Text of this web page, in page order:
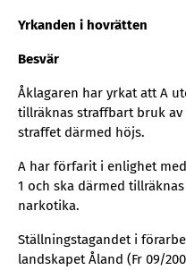
Yrkanden i hovrätten
Besvär
Åklagaren har yrkat att A
tillräknas straffbart bruk
straffet därmed höjs.
A har förfarit i enlighet
1 och ska därmed
narkotika.
Ställningstagandet i
landskapet Åland (Fr 09/